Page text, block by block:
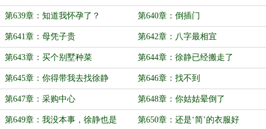
第639章：知道我怀孕了？ 第640章：倒插门
第641章：母凭子贵 第642章：八字最相宜
第643章：买个别墅种菜 第644章：徐静已经搬走了
第645章：你得带我去找徐静 第646章：找不到
第647章：采购中心 第648章：你姑姑晕倒了
第649章：我没本事，徐静也是 第650章：还是‘简’的衣服好